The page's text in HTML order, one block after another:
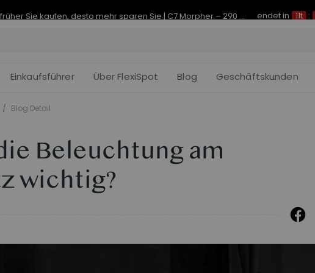
11t
Einkaufsführer Über FlexiSpot Blog Geschäftskunden
/ Blog Detail
Beleuchtung am
wichtig?